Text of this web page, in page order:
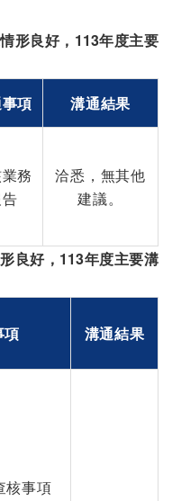
形良好，113年度主要
項 溝通結果
務
洽悉，無其他
建議。
良好，113年度主要溝
項 溝通結果
核事項